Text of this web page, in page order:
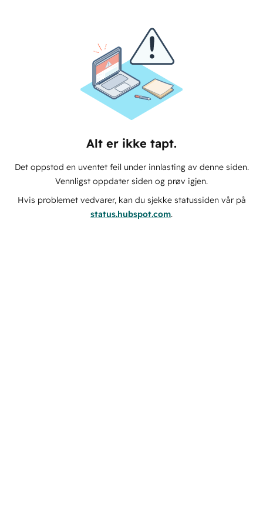
Alt er ikke tapt.
Det oppstod en uventet feil under innlasting av denne siden.
Vennligst oppdater siden og prøv igjen.
Hvis problemet vedvarer, kan du sjekke statussiden vår på
status.hubspot.com.